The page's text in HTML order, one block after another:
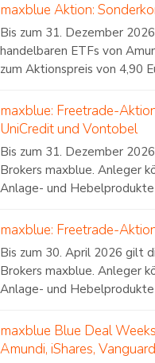
maxblue Aktion:
Bis zum 31. Dezember
handelbaren ETFs von
zum Aktionspreis von 4,90
maxblue: Freetrade-
UniCredit und Vontobel
Bis zum 31. Dezember
Brokers maxblue. Anleger
Anlage- und
maxblue: Freetrade-
Bis zum 30. April 2026 gilt
Brokers maxblue. Anleger
Anlage- und Hebelprodukte
maxblue Blue Deal
Amundi, iShares,